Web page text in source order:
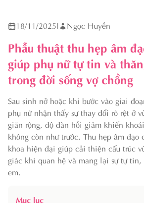
18/11/2025| Ngọc Huyền
Phẫu thuật thu hẹp âm
giúp phụ nữ tự tin và
trong đời sống vợ chồng
Sau sinh nở hoặc khi bước vào giai
phụ nữ nhận thấy sự thay đổi rõ rệt ở
giãn rộng, độ đàn hồi giảm khiến
không còn như trước. Thu hẹp âm
khoa hiện đại giúp cải thiện cấu trúc
giác khi quan hệ và mang lại sự tự tin,
em.
Mục lục